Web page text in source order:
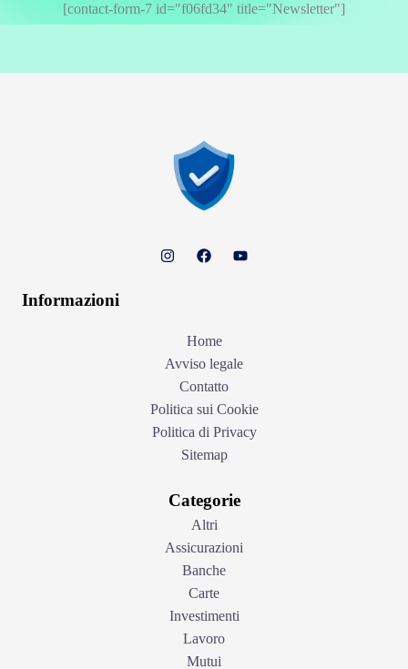
[contact-form-7 id="f06fd34" title="Newsletter"]
Informazioni
Home
Avviso legale
Contatto
Politica sui Cookie
Politica di Privacy
Sitemap
Categorie
Altri
Assicurazioni
Banche
Carte
Investimenti
Lavoro
Mutui